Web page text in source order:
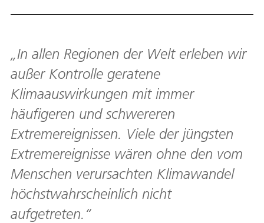
„In allen Regionen der Welt erleben wir
außer Kontrolle geratene
Klimaauswirkungen mit immer
häufigeren und schwereren
Extremereignissen. Viele der jüngsten
Extremereignisse wären ohne den vom
Menschen verursachten Klimawandel
höchstwahrscheinlich nicht
aufgetreten.“